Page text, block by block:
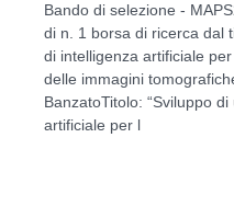
Bando di selezione -
di n. 1 borsa di ricerca dal
di intelligenza artificiale
delle immagini
BanzatoTitolo: “Sviluppo
artificiale per l